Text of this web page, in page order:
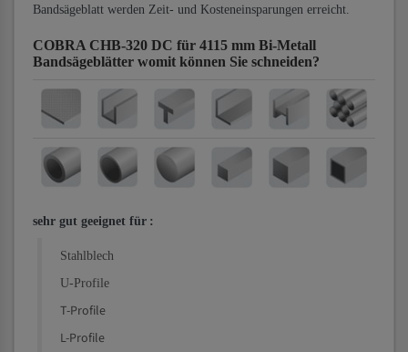
Bandsägeblatt werden Zeit- und Kosteneinsparungen erreicht.
COBRA CHB-320 DC für 4115 mm Bi-Metall
Bandsägeblätter womit können Sie schneiden?
sehr gut geeignet für :
Stahlblech
U-Profile
T-Profile
L-Profile